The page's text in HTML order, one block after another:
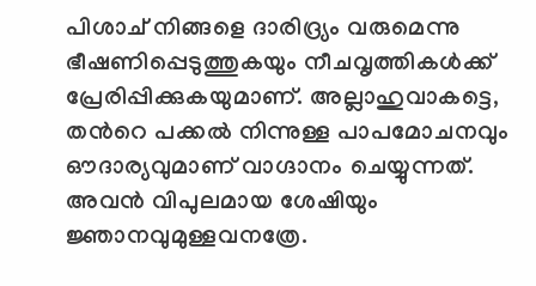
പിശാച് നിങ്ങളെ ദാരിദ്ര്യം വരുമെന്നു
ഭീഷണിപ്പെടുത്തുകയും നീചവൃത്തികള്‍ക്ക്
പ്രേരിപ്പിക്കുകയുമാണ്. അല്ലാഹുവാകട്ടെ,
തന്‍റെ പക്കല്‍ നിന്നുള്ള പാപമോചനവും
ഔദാര്യവുമാണ് വാഗ്ദാനം ചെയ്യുന്നത്.
അവന്‍ വിപുലമായ ശേഷിയും
ജ്ഞാനവുമുള്ളവനത്രേ.